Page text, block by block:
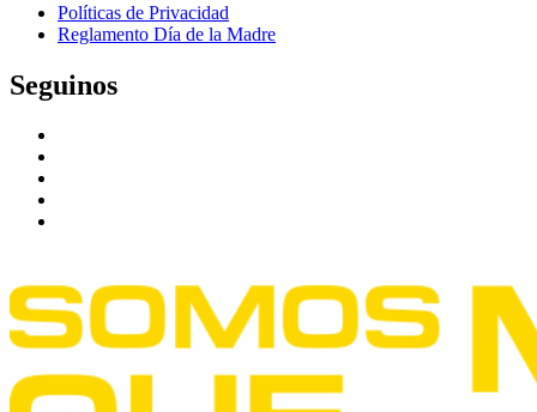
Políticas de Privacidad
Reglamento Día de la Madre
Seguinos